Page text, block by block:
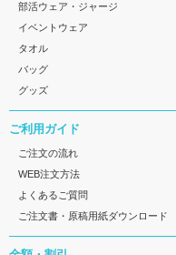
部活ウェア・ジャージ
イベントウェア
タオル
バッグ
グッズ
ご利用ガイド
ご注文の流れ
WEB注文方法
よくあるご質問
ご注文書・原稿用紙ダウンロード